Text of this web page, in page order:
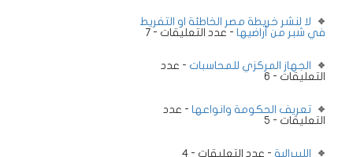
لا لنشر خريطة مصر الخاطئة او التفريط
في شبر من أراضيها - عدد التعليقات - 7
الجهاز المركزي للمحاسبات - عدد
التعليقات - 6
تعريف الحكومة وانواعها - عدد
التعليقات - 5
الليبرالية - عدد التعليقات - 4